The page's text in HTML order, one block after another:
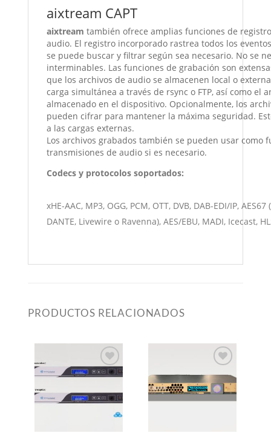
aixtream CAPT
aixtream también ofrece amplias funciones de
audio. El registro incorporado rastrea todos los
se puede buscar y filtrar según sea necesario. No se
interminables. Las funciones de grabación son
que los archivos de audio se almacenen local o
carga simultánea a través de rsync o FTP, así como el
almacenado en el dispositivo. Opcionalmente, los
pueden cifrar para mantener la máxima seguridad.
a las cargas externas.
Los archivos grabados también se pueden usar como
transmisiones de audio si es necesario.
Codecs y protocolos soportados:
xHE-AAC, MP3, OGG, PCM, OTT, DVB, DAB-EDI/IP,
DANTE, Livewire o Ravenna), AES/EBU, MADI, Icecast,
PRODUCTOS RELACIONADOS